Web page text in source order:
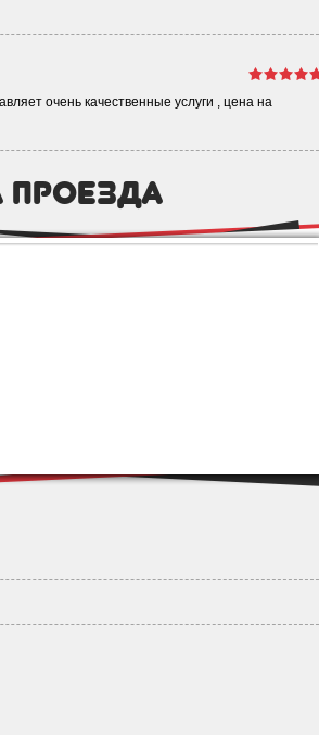
очень качественные услуги , цена на
проезда